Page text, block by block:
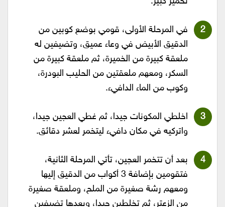
في المرحلة الأولى، قومي بوضع كوبين من
الدقيق الأبيض في وعاء عميق، وتضيفين له
ملعقة كبيرة من الخميرة، ثم ملعقة كبيرة من
السكر، ومعهم ملعقتين من الحليب البودرة،
وكوب من الماء الدافيء.
اخلطي المكونات جيدا، ثم غطي العجين جيدا،
واتركيه في مكان دافيء ليتخمر لعشر دقائق.
بعد أن تتخمر العجين، تأتي المرحلة الثانية،
فتقومين بإضافة 3 أكواب من الدقيق إليها
ومعهم رشة صغيرة من الملح، وملعقة صغيرة
من الزعتر، ثم تخلطين جيدا، وبعدها تضيفين